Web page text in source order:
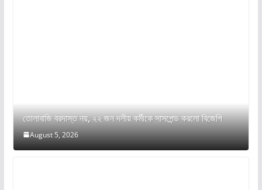
তোলাবাজি বরদাস্ত নয়, ২২ জন দলীয় কর্মীকে সাসপেন্ড করলো বিজেপি
August 5, 2026